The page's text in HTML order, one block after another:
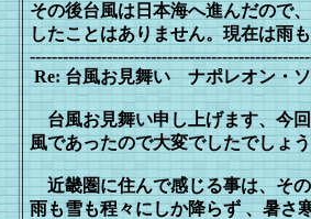
その後台風は日本海へ進んだので
したことはありません。現在は雨
Re: 台風お見舞い ナポレオン・ソ
台風お見舞い申し上げます、今回
風であったので大変でしたでしょ
近畿圏に住んで感じる事は、その
雨も雪も程々にしか降らず 、暑さ